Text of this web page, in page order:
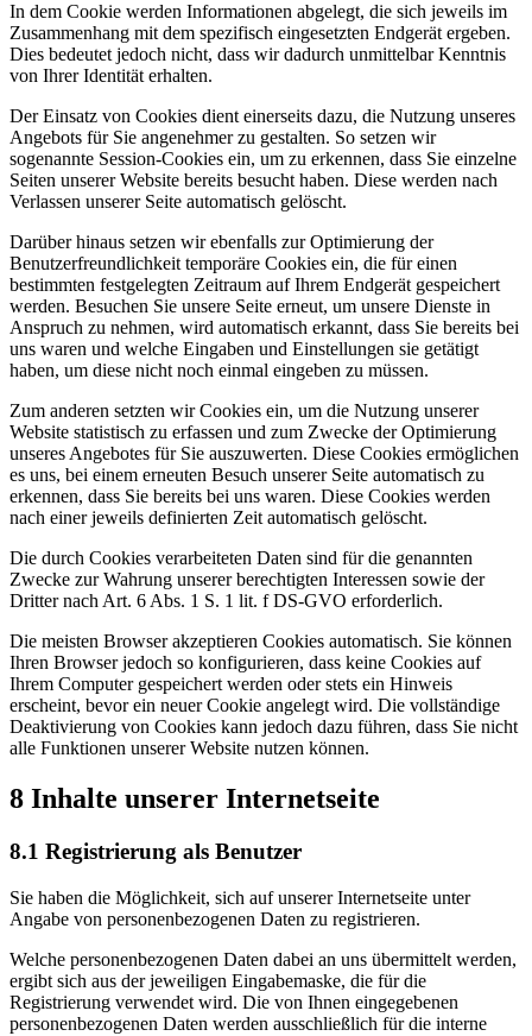
In dem Cookie werden Informationen abgelegt, die sich jeweils im
Zusammenhang mit dem spezifisch eingesetzten Endgerät ergeben.
Dies bedeutet jedoch nicht, dass wir dadurch unmittelbar Kenntnis
von Ihrer Identität erhalten.
Der Einsatz von Cookies dient einerseits dazu, die Nutzung unseres
Angebots für Sie angenehmer zu gestalten. So setzen wir
sogenannte Session-Cookies ein, um zu erkennen, dass Sie einzelne
Seiten unserer Website bereits besucht haben. Diese werden nach
Verlassen unserer Seite automatisch gelöscht.
Darüber hinaus setzen wir ebenfalls zur Optimierung der
Benutzerfreundlichkeit temporäre Cookies ein, die für einen
bestimmten festgelegten Zeitraum auf Ihrem Endgerät gespeichert
werden. Besuchen Sie unsere Seite erneut, um unsere Dienste in
Anspruch zu nehmen, wird automatisch erkannt, dass Sie bereits bei
uns waren und welche Eingaben und Einstellungen sie getätigt
haben, um diese nicht noch einmal eingeben zu müssen.
Zum anderen setzten wir Cookies ein, um die Nutzung unserer
Website statistisch zu erfassen und zum Zwecke der Optimierung
unseres Angebotes für Sie auszuwerten. Diese Cookies ermöglichen
es uns, bei einem erneuten Besuch unserer Seite automatisch zu
erkennen, dass Sie bereits bei uns waren. Diese Cookies werden
nach einer jeweils definierten Zeit automatisch gelöscht.
Die durch Cookies verarbeiteten Daten sind für die genannten
Zwecke zur Wahrung unserer berechtigten Interessen sowie der
Dritter nach Art. 6 Abs. 1 S. 1 lit. f DS-GVO erforderlich.
Die meisten Browser akzeptieren Cookies automatisch. Sie können
Ihren Browser jedoch so konfigurieren, dass keine Cookies auf
Ihrem Computer gespeichert werden oder stets ein Hinweis
erscheint, bevor ein neuer Cookie angelegt wird. Die vollständige
Deaktivierung von Cookies kann jedoch dazu führen, dass Sie nicht
alle Funktionen unserer Website nutzen können.
8 Inhalte unserer Internetseite
8.1 Registrierung als Benutzer
Sie haben die Möglichkeit, sich auf unserer Internetseite unter
Angabe von personenbezogenen Daten zu registrieren.
Welche personenbezogenen Daten dabei an uns übermittelt werden,
ergibt sich aus der jeweiligen Eingabemaske, die für die
Registrierung verwendet wird. Die von Ihnen eingegebenen
personenbezogenen Daten werden ausschließlich für die interne